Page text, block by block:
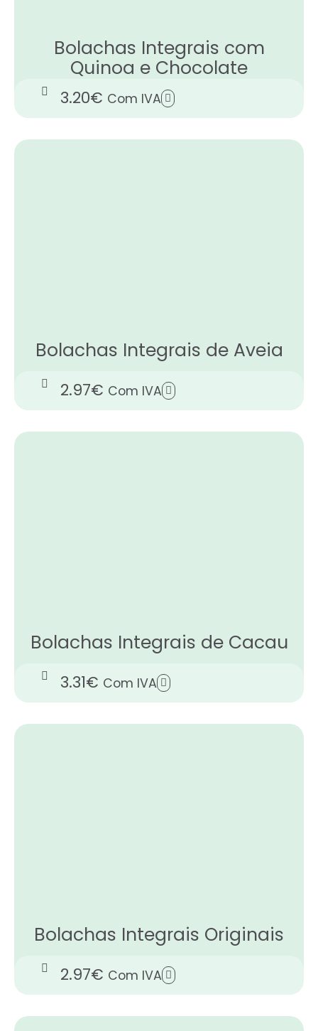
Bolachas Integrais com
Quinoa e Chocolate
3.20€ Com IVA
Bolachas Integrais de Aveia
2.97€ Com IVA
Bolachas Integrais de Cacau
3.31€ Com IVA
Bolachas Integrais Originais
2.97€ Com IVA